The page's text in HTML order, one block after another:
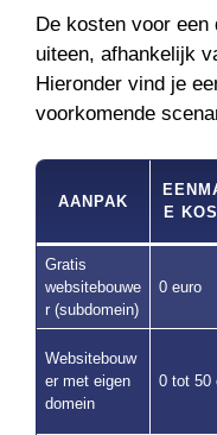
De kosten voor
uiteen, afhankelijk
Hieronder vind je
voorkomende
AANPAK
E
Gratis
websitebouwe
r (subdomein)
0 euro
Websitebouw
er met eigen
domein
0 tot 50